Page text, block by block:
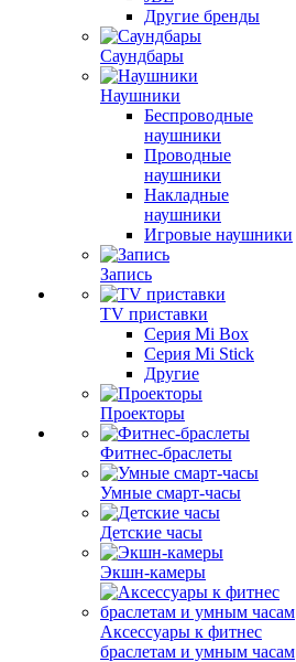
Другие бренды
Саундбары
Наушники
Беспроводные
наушники
Проводные
наушники
Накладные
наушники
Игровые наушники
Запись
TV приставки
Серия Mi Box
Серия Mi Stick
Другие
Проекторы
Фитнес-браслеты
Умные смарт-часы
Детские часы
Экшн-камеры
Аксессуары к фитнес
браслетам и умным часам